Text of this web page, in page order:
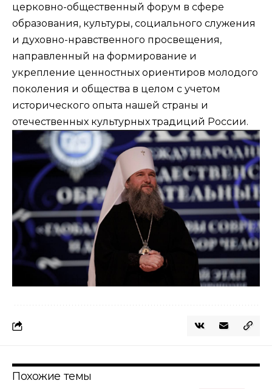
церковно-общественный форум в сфере
образования, культуры, социального служения
и духовно-нравственного просвещения,
направленный на формирование и
укрепление ценностных ориентиров молодого
поколения и общества в целом с учетом
исторического опыта нашей страны и
отечественных культурных традиций России.
Похожие темы